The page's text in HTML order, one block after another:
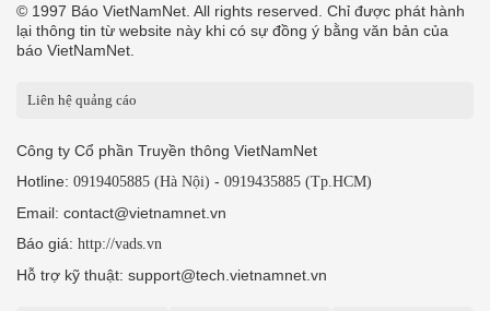
© 1997 Báo VietNamNet. All rights reserved. Chỉ được phát hành
lại thông tin từ website này khi có sự đồng ý bằng văn bản của
báo VietNamNet.
Liên hệ quảng cáo
Công ty Cổ phần Truyền thông VietNamNet
Hotline: 0919405885 (Hà Nội) - 0919435885 (Tp.HCM)
Email: contact@vietnamnet.vn
Báo giá: http://vads.vn
Hỗ trợ kỹ thuật: support@tech.vietnamnet.vn